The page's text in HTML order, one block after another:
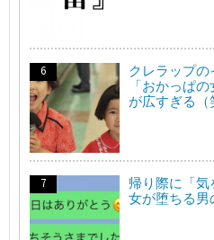
クレラップ
「おかっぱ
が広すぎる（
帰り際に「気
女が堕ちる